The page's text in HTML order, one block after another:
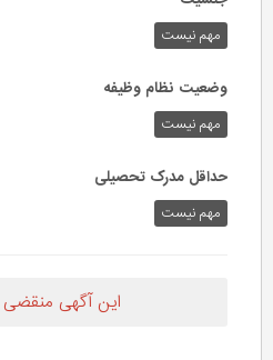
مهم نیست
وضعیت نظام وظیفه
مهم‌ نیست
حداقل مدرک تحصیلی
مهم نیست
این آگهی